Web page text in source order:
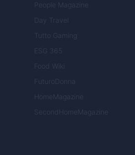
People Magazine
Day Travel
Tutto Gaming
ESG 365
Food Wiki
FuturoDonna
HomeMagazine
SecondHomeMagazine